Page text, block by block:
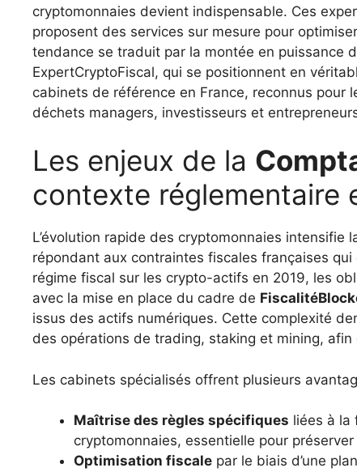
cryptomonnaies devient indispensable. Ces
proposent des services sur mesure pour
tendance se traduit par la montée en puissance
ExpertCryptoFiscal, qui se positionnent en
cabinets de référence en France, reconnus pour
déchets managers, investisseurs et
Les enjeux de la
contexte réglementaire
L’évolution rapide des cryptomonnaies intensifie
répondant aux contraintes fiscales françaises
régime fiscal sur les crypto-actifs en 2019, les
avec la mise en place du cadre de
issus des actifs numériques. Cette complexité
des opérations de trading, staking et mining,
Les cabinets spécialisés offrent plusieurs
Maîtrise des règles spécifiques liées à la
cryptomonnaies, essentielle pour
Optimisation fiscale par le biais d’une